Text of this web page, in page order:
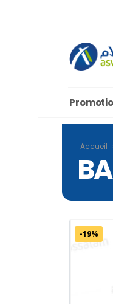
Accueil
-19%